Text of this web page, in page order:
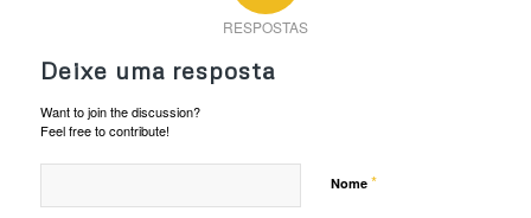
RESPOSTAS
Deixe uma resposta
Want to join the discussion?
Feel free to contribute!
Nome *